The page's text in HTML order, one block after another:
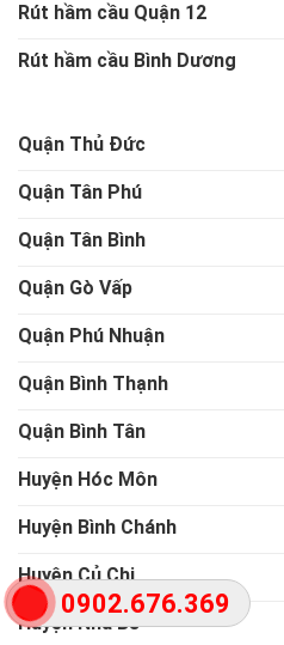
0902.676.369
Rút hầm cầu Quận 12
Rút hầm cầu Bình Dương
Quận Thủ Đức
Quận Tân Phú
Quận Tân Bình
Quận Gò Vấp
Quận Phú Nhuận
Quận Bình Thạnh
Quận Bình Tân
Huyện Hóc Môn
Huyện Bình Chánh
Huyện Củ Chi
Huyện Nhà Bè